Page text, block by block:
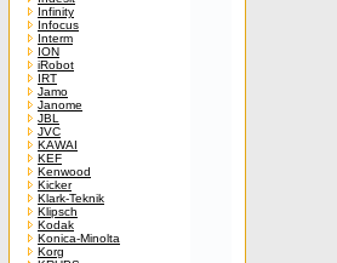
Infinity
Infocus
Interm
ION
iRobot
IRT
Jamo
Janome
JBL
JVC
KAWAI
KEF
Kenwood
Kicker
Klark-Teknik
Klipsch
Kodak
Konica-Minolta
Korg